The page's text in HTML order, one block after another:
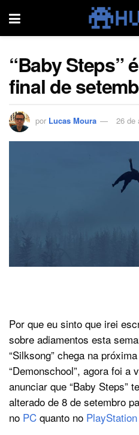
“Baby Steps”
final de
por Lucas Moura 26 de
Por que eu sinto que irei
sobre adiamentos esta
“Silksong” chega na
“Demonschool”, agora foi a
anunciar que “Baby Steps”
alterado de 8 de setembro
no PC quanto no